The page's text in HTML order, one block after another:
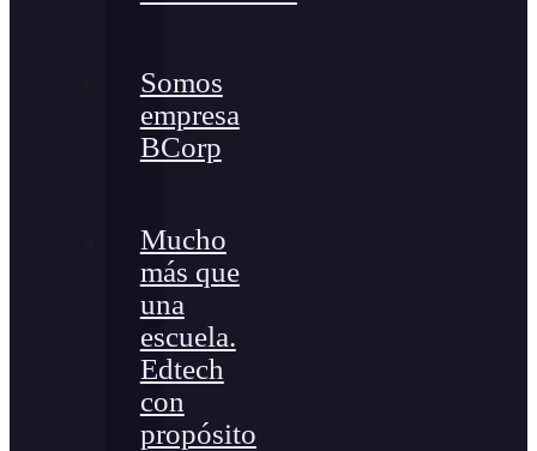
Somos
empresa
BCorp
Mucho
más que
una
escuela.
Edtech
con
propósito